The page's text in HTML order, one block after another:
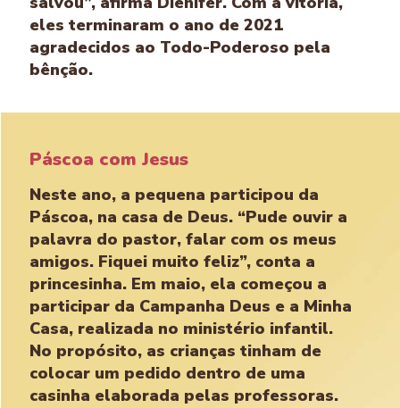
eles terminaram o ano de 2021
agradecidos ao Todo-Poderoso pela
bênção.
Páscoa com Jesus
Neste ano, a pequena participou da
Páscoa, na casa de Deus. “Pude ouvir a
palavra do pastor, falar com os meus
amigos. Fiquei muito feliz”, conta a
princesinha. Em maio, ela começou a
participar da Campanha Deus e a Minha
Casa, realizada no ministério infantil.
No propósito, as crianças tinham de
colocar um pedido dentro de uma
casinha elaborada pelas professoras.